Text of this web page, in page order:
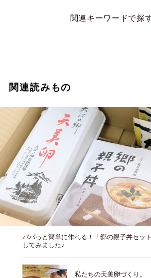
関連キーワードで探
関連読みもの
パパっと簡単に作れる！「郷の親子丼セッ
してみました♪
私たちの天美卵づくり。